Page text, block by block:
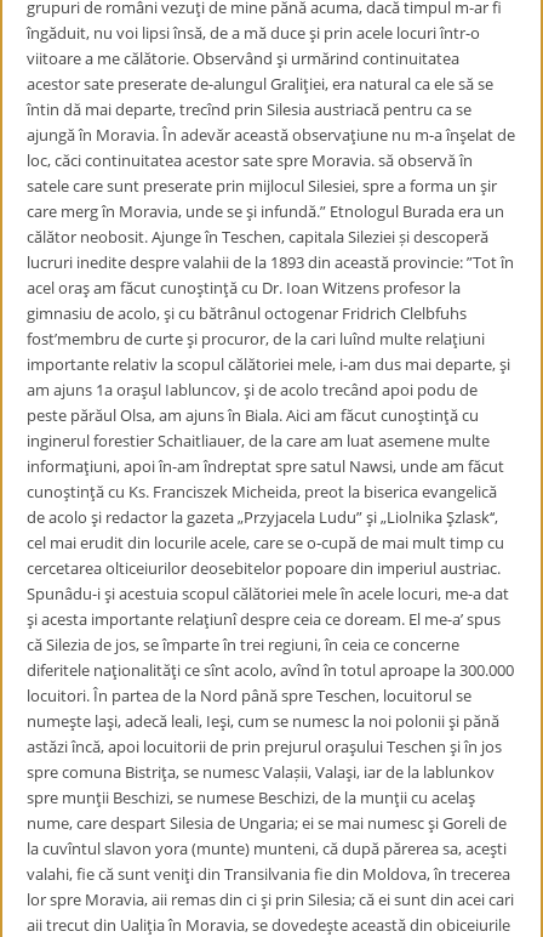
grupuri de români vezuţi de mine pănă acuma, dacă timpul m-ar fi
îngăduit, nu voi lipsi însă, de a mă duce şi prin acele locuri într-o
viitoare a me călătorie. Observând şi urmărind continuitatea
acestor sate preserate de-alungul Graliţiei, era natural ca ele să se
întin dă mai departe, trecînd prin Silesia austriacă pentru ca se
ajungă în Moravia. În adevăr această observaţiune nu m-a înşelat de
loc, căci continuitatea acestor sate spre Moravia. să observă în
satele care sunt preserate prin mijlocul Silesiei, spre a forma un şir
care merg în Moravia, unde se şi infundă.” Etnologul Burada era un
călător neobosit. Ajunge în Teschen, capitala Sileziei și descoperă
lucruri inedite despre valahii de la 1893 din această provincie: ”Tot în
acel oraş am făcut cunoştinţă cu Dr. Ioan Witzens profesor la
gimnasiu de acolo, şi cu bătrânul octogenar Fridrich Clelbfuhs
fost’membru de curte şi procuror, de la cari luînd multe relaţiuni
importante relativ la scopul călătoriei mele, i-am dus mai departe, şi
am ajuns 1a oraşul Iabluncov, şi de acolo trecând apoi podu de
peste părăul Olsa, am ajuns în Biala. Aici am făcut cunoştinţă cu
inginerul forestier Schaitliauer, de la care am luat asemene multe
informaţiuni, apoi în-am îndreptat spre satul Nawsi, unde am făcut
cunoştinţă cu Ks. Franciszek Micheida, preot la biserica evangelică
de acolo şi redactor la gazeta „Przyjacela Ludu” şi „Liolnika Şzlask‘‘,
cel mai erudit din locurile acele, care se o-cupă de mai mult timp cu
cercetarea olticeiurilor deosebitelor popoare din imperiul austriac.
Spunâdu-i şi acestuia scopul călătoriei mele în acele locuri, me-a dat
şi acesta importante relaţiunî despre ceia ce doream. El me-a’ spus
că Silezia de jos, se împarte în trei regiuni, în ceia ce concerne
diferitele naţionalităţi ce sînt acolo, avînd în totul aproape la 300.000
locuitori. În partea de la Nord până spre Teschen, locuitorul se
numeşte laşi, adecă leali, Ieşi, cum se numesc la noi polonii şi pănă
astăzi încă, apoi locuitorii de prin prejurul oraşului Teschen şi în jos
spre comuna Bistriţa, se numesc Valașii, Valaşi, iar de la lablunkov
spre munţii Beschizi, se numese Beschizi, de la munţii cu acelaş
nume, care despart Silesia de Ungaria; ei se mai numesc şi Goreli de
la cuvîntul slavon yora (munte) munteni, că după părerea sa, aceşti
valahi, fie că sunt veniţi din Transilvania fie din Moldova, în trecerea
lor spre Moravia, aii remas din ci şi prin Silesia; că ei sunt din acei cari
aii trecut din Ualiţia în Moravia, se dovedeşte această din obiceiurile